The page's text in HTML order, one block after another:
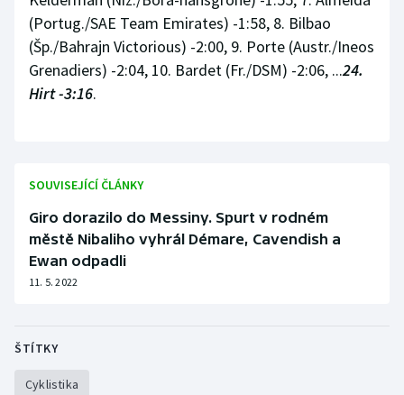
(Portug./SAE Team Emirates) -1:58, 8. Bilbao
(Šp./Bahrajn Victorious) -2:00, 9. Porte (Austr./Ineos
Grenadiers) -2:04, 10. Bardet (Fr./DSM) -2:06, ...24.
Hirt -3:16.
SOUVISEJÍCÍ ČLÁNKY
Giro dorazilo do Messiny. Spurt v rodném
městě Nibaliho vyhrál Démare, Cavendish a
Ewan odpadli
11. 5. 2022
ŠTÍTKY
Cyklistika